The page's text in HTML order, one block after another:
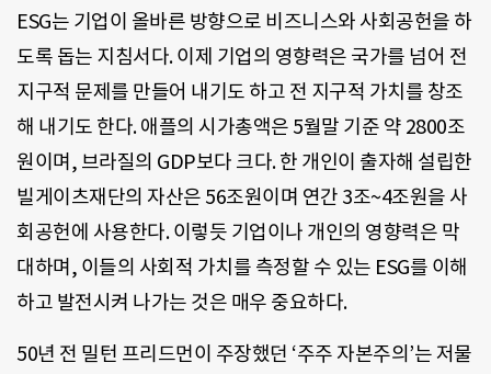
ESG는 기업이 올바른 방향으로 비즈니스와 사회공헌을 하
도록 돕는 지침서다. 이제 기업의 영향력은 국가를 넘어 전
지구적 문제를 만들어 내기도 하고 전 지구적 가치를 창조
해 내기도 한다. 애플의 시가총액은 5월말 기준 약 2800조
원이며, 브라질의 GDP보다 크다. 한 개인이 출자해 설립한
빌게이츠재단의 자산은 56조원이며 연간 3조~4조원을 사
회공헌에 사용한다. 이렇듯 기업이나 개인의 영향력은 막
대하며, 이들의 사회적 가치를 측정할 수 있는 ESG를 이해
하고 발전시켜 나가는 것은 매우 중요하다.
50년 전 밀턴 프리드먼이 주장했던 ‘주주 자본주의’는 저물